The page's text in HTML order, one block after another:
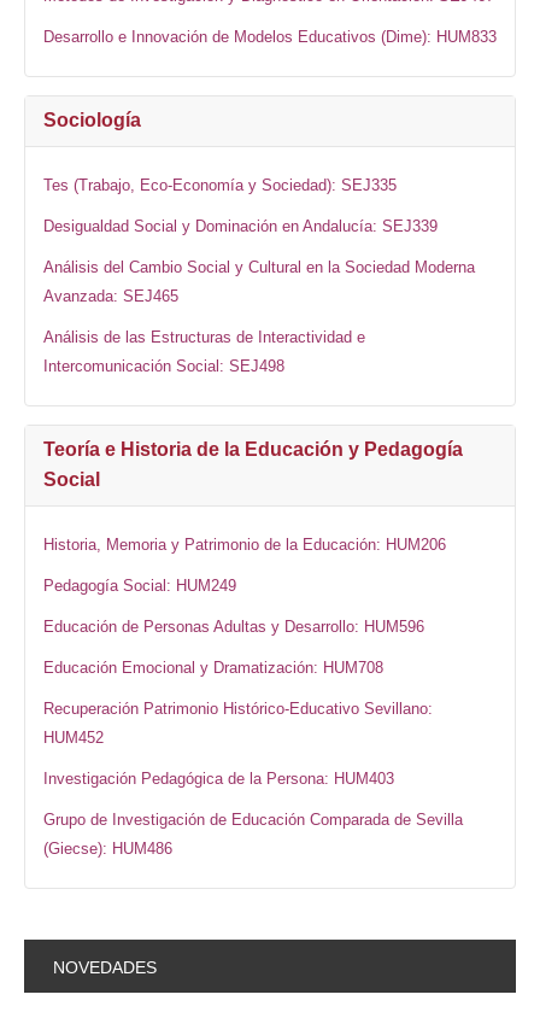
Desarrollo e Innovación de Modelos Educativos (Dime): HUM833
Sociología
Tes (Trabajo, Eco-Economía y Sociedad): SEJ335
Desigualdad Social y Dominación en Andalucía: SEJ339
Análisis del Cambio Social y Cultural en la Sociedad Moderna
Avanzada: SEJ465
Análisis de las Estructuras de Interactividad e
Intercomunicación Social: SEJ498
Teoría e Historia de la Educación y Pedagogía
Social
Historia, Memoria y Patrimonio de la Educación: HUM206
Pedagogía Social: HUM249
Educación de Personas Adultas y Desarrollo: HUM596
Educación Emocional y Dramatización: HUM708
Recuperación Patrimonio Histórico-Educativo Sevillano:
HUM452
Investigación Pedagógica de la Persona: HUM403
Grupo de Investigación de Educación Comparada de Sevilla
(Giecse): HUM486
NOVEDADES